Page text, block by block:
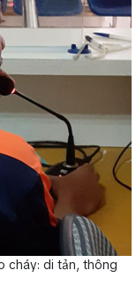
cháy: di tản, thông